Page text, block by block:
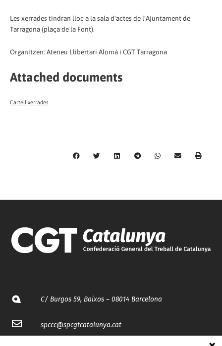
Les xerrades tindran lloc a la sala d'actes de l'Ajuntament de
Tarragona (plaça de la Font).
Organitzen: Ateneu Llibertari Alomà i CGT Tarragona
Attached documents
Cartell xerrades
C/ Burgos 59, Baixos – 08014 Barcelona
spccc@spcgtcatalunya.cat